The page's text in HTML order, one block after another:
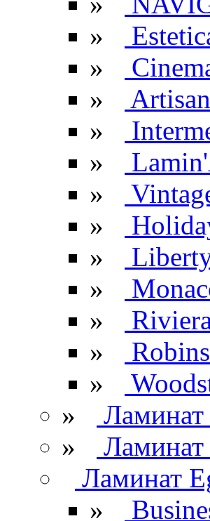
»
»
»
Artisan
»
»
»
»
»
»
»
»
»
»
»
Ламинат
»